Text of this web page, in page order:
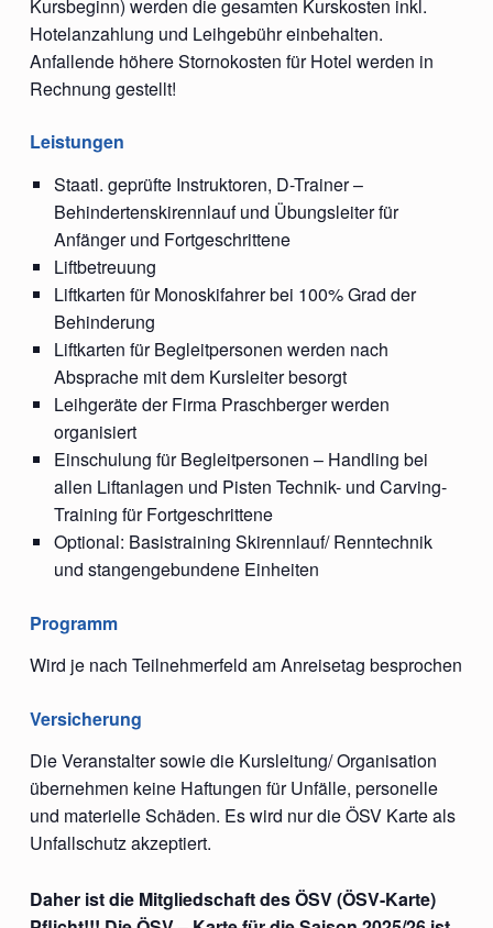
Kursbeginn) werden die gesamten Kurskosten inkl.
Hotelanzahlung und Leihgebühr einbehalten.
Anfallende höhere Stornokosten für Hotel werden in
Rechnung gestellt!
Leistungen
Staatl. geprüfte Instruktoren, D-Trainer –
Behindertenskirennlauf und Übungsleiter für
Anfänger und Fortgeschrittene
Liftbetreuung
Liftkarten für Monoskifahrer bei 100% Grad der
Behinderung
Liftkarten für Begleitpersonen werden nach
Absprache mit dem Kursleiter besorgt
Leihgeräte der Firma Praschberger werden
organisiert
Einschulung für Begleitpersonen – Handling bei
allen Liftanlagen und Pisten Technik- und Carving-
Training für Fortgeschrittene
Optional: Basistraining Skirennlauf/ Renntechnik
und stangengebundene Einheiten
Programm
Wird je nach Teilnehmerfeld am Anreisetag besprochen
Versicherung
Die Veranstalter sowie die Kursleitung/ Organisation
übernehmen keine Haftungen für Unfälle, personelle
und materielle Schäden. Es wird nur die ÖSV Karte als
Unfallschutz akzeptiert.
Daher ist die Mitgliedschaft des ÖSV (ÖSV-Karte)